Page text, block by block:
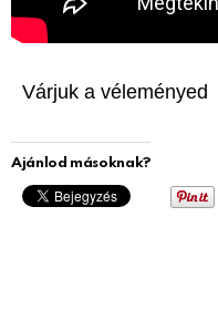
Várjuk a véleményed
Ajánlod másoknak?